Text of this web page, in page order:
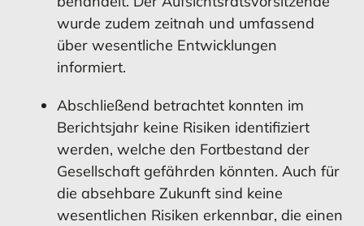
wurde zudem zeitnah und umfassend
über wesentliche Entwicklungen
informiert.
Abschließend betrachtet konnten im
Berichtsjahr keine Risiken identifiziert
werden, welche den Fortbestand der
Gesellschaft gefährden könnten. Auch für
die absehbare Zukunft sind keine
wesentlichen Risiken erkennbar, die einen